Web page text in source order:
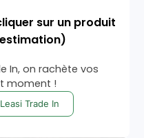
sur un produit
In, on rachète vos
moment !
Trade In